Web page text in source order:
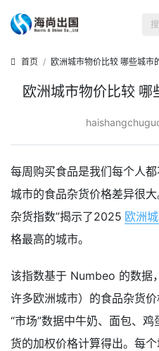
首页 欧洲城市物价比较 哪些城市
欧洲城市物价比较
每周购买食品是我们每个人
城市的食品杂货价格差异很
杂货指数”揭示了2025 欧洲
格最高的城市。
该指数基于 Numbeo 的数据
许多欧洲城市）的食品杂货
“市场”数据中牛奶、面包、
货的加权价格计算得出。每